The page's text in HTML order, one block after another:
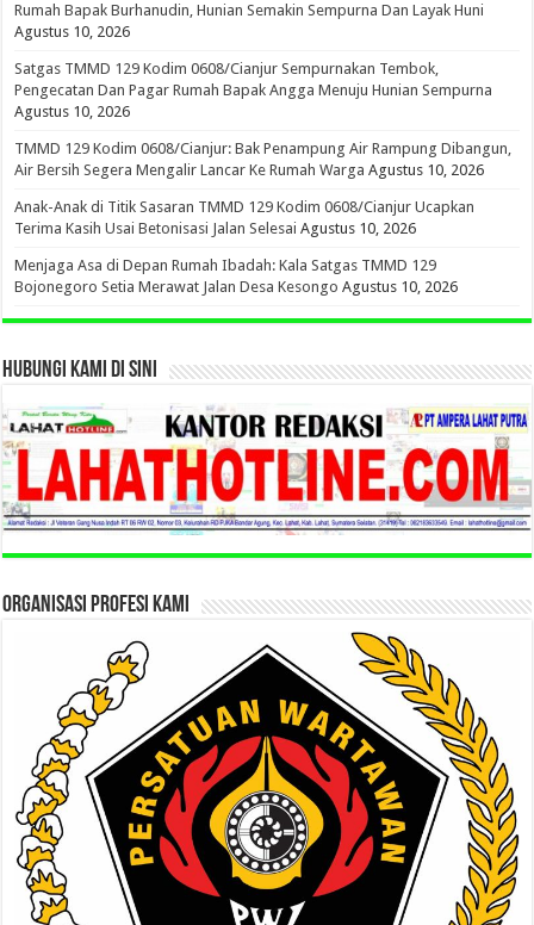
Rumah Bapak Burhanudin, Hunian Semakin Sempurna Dan Layak Huni
Agustus 10, 2026
Satgas TMMD 129 Kodim 0608/Cianjur Sempurnakan Tembok,
Pengecatan Dan Pagar Rumah Bapak Angga Menuju Hunian Sempurna
Agustus 10, 2026
TMMD 129 Kodim 0608/Cianjur: Bak Penampung Air Rampung Dibangun,
Air Bersih Segera Mengalir Lancar Ke Rumah Warga Agustus 10, 2026
Anak-Anak di Titik Sasaran TMMD 129 Kodim 0608/Cianjur Ucapkan
Terima Kasih Usai Betonisasi Jalan Selesai Agustus 10, 2026
Menjaga Asa di Depan Rumah Ibadah: Kala Satgas TMMD 129
Bojonegoro Setia Merawat Jalan Desa Kesongo Agustus 10, 2026
HUBUNGI KAMI DI SINI
ORGANISASI PROFESI KAMI